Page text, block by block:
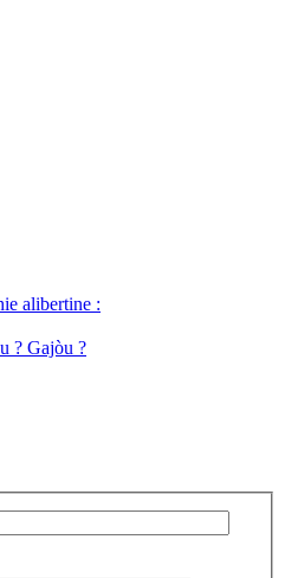
alibertine :
? Gajòu ?